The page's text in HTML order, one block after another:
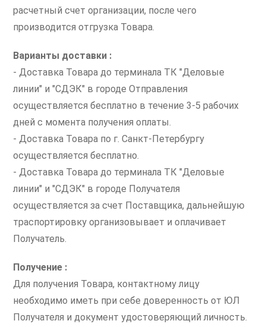
расчетный счет организации, после чего
производится отгрузка Товара.
Варианты доставки :
- Доставка Товара до терминала ТК "Деловые
линии" и "СДЭК" в городе Отправления
осуществляется бесплатно в течение 3-5 рабочих
дней с момента получения оплаты.
- Доставка Товара по г. Санкт-Петербургу
осуществляется бесплатно.
- Доставка Товара до терминала ТК "Деловые
линии" и "СДЭК" в городе Получателя
осуществляется за счет Поставщика, дальнейшую
траспортировку организовывает и оплачивает
Получатель.
Получение :
Для получения Товара, контактному лицу
необходимо иметь при себе доверенность от ЮЛ
Получателя и документ удостоверяющий личность.